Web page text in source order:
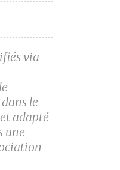
via
le
adapté
une